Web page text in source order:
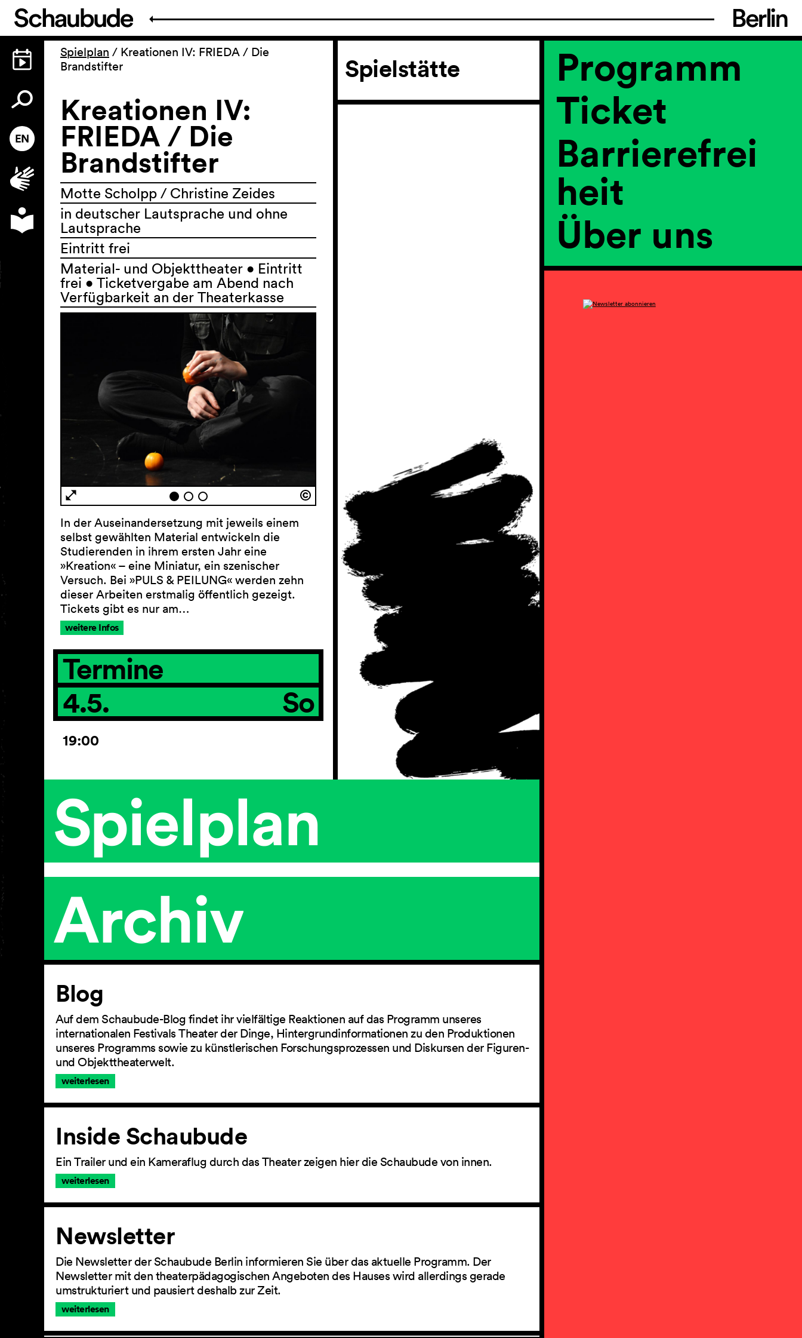
Programm
Ticket
Barrierefrei
heit
Über uns
Spielplan / Kreationen IV: FRIEDA / Die
Brandstifter
Kreationen IV:
FRIEDA / Die
Brandstifter
Motte Scholpp / Christine Zeides
in deutscher Lautsprache und ohne
Lautsprache
Eintritt frei
Material- und Objekttheater • Eintritt
frei • Ticketvergabe am Abend nach
Verfügbarkeit an der Theaterkasse
In der Auseinandersetzung mit jeweils einem
selbst gewählten Material entwickeln die
Studierenden in ihrem ersten Jahr eine
»Kreation« – eine Miniatur, ein szenischer
Versuch. Bei »PULS & PEILUNG« werden zehn
dieser Arbeiten erstmalig öffentlich gezeigt.
Tickets gibt es nur am…
weitere Infos
Termine
4.5.
So
19:00
Spielstätte
Spielplan
Archiv
Artikel
Blog
Auf dem Schaubude-Blog findet ihr vielfältige Reaktionen auf das Programm unseres
internationalen Festivals Theater der Dinge, Hintergrundinformationen zu den Produktionen
unseres Programms sowie zu künstlerischen Forschungsprozessen und Diskursen der Figuren-
und Objekttheaterwelt.
weiterlesen
Inside Schaubude
Ein Trailer und ein Kameraflug durch das Theater zeigen hier die Schaubude von innen.
weiterlesen
Newsletter
Die Newsletter der Schaubude Berlin informieren Sie über das aktuelle Programm. Der
Newsletter mit den theaterpädagogischen Angeboten des Hauses wird allerdings gerade
umstrukturiert und pausiert deshalb zur Zeit.
weiterlesen